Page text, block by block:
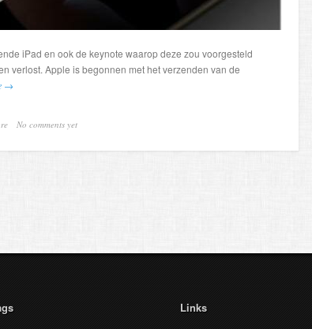
iPad en ook de keynote waarop deze zou voorgesteld
verlost. Apple is begonnen met het verzenden van de
→
No comments yet
Links